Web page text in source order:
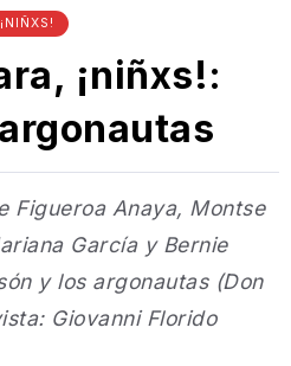
¡niñxs!:
Figueroa Anaya, Montse
García y Bernie
y los argonautas (Don
Giovanni Florido